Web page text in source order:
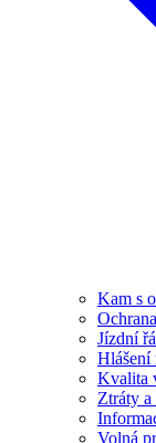
Kam s
Jízdní
Hlášení
Kvalita
Ztráty a
Volná